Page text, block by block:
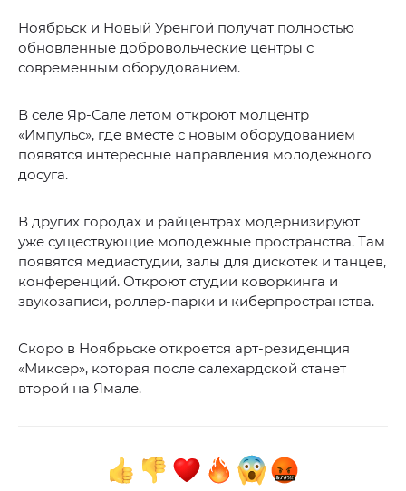
Ноябрьск и Новый Уренгой получат полностью
обновленные добровольческие центры с
современным оборудованием.
В селе Яр-Сале летом откроют молцентр
«Импульс», где вместе с новым оборудованием
появятся интересные направления молодежного
досуга.
В других городах и райцентрах модернизируют
уже существующие молодежные пространства. Там
появятся медиастудии, залы для дискотек и танцев,
конференций. Откроют студии коворкинга и
звукозаписи, роллер-парки и киберпространства.
Скоро в Ноябрьске откроется арт-резиденция
«Миксер», которая после салехардской станет
второй на Ямале.